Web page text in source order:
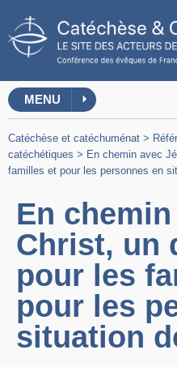
MENU
Catéchèse et catéchuménat >
catéchétiques > En chemin avec
familles et pour les personnes en
En
Christ, un
pour les
pour les
situation